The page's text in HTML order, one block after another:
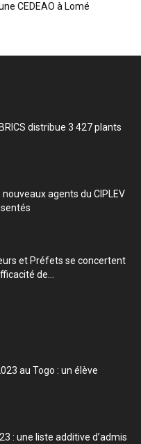
CEDEAO à Lomé
distribue 3 427 plants
agents du CIPLEV
et Préfets se concertent
de...
au Togo : un élève
: une liste additive d’admis